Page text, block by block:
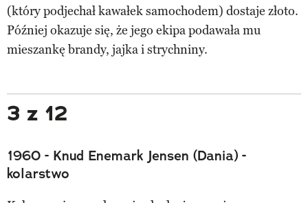
(który podjechał kawałek samochodem) dostaje złoto.
Później okazuje się, że jego ekipa podawała mu
mieszankę brandy, jajka i strychniny.
3 z 12
1960 - Knud Enemark Jensen (Dania) -
kolarstwo